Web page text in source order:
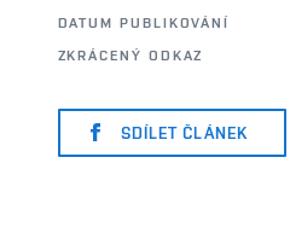
DATUM PUBLIKOVÁNÍ
ZKRÁCENÝ ODKAZ
SDÍLET ČLÁNEK